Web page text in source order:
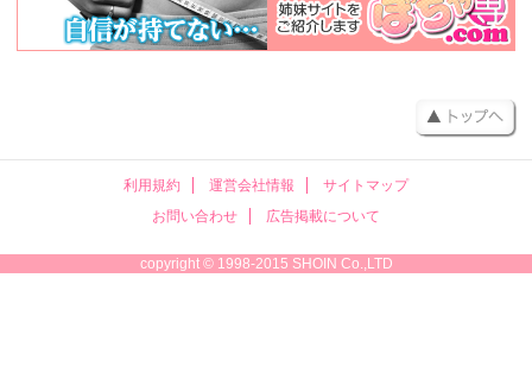
利用規約 運営会社情報
サイトマップ
お問い合わせ
広告掲載について
copyright © 1998-2015 SHOIN Co.,LTD